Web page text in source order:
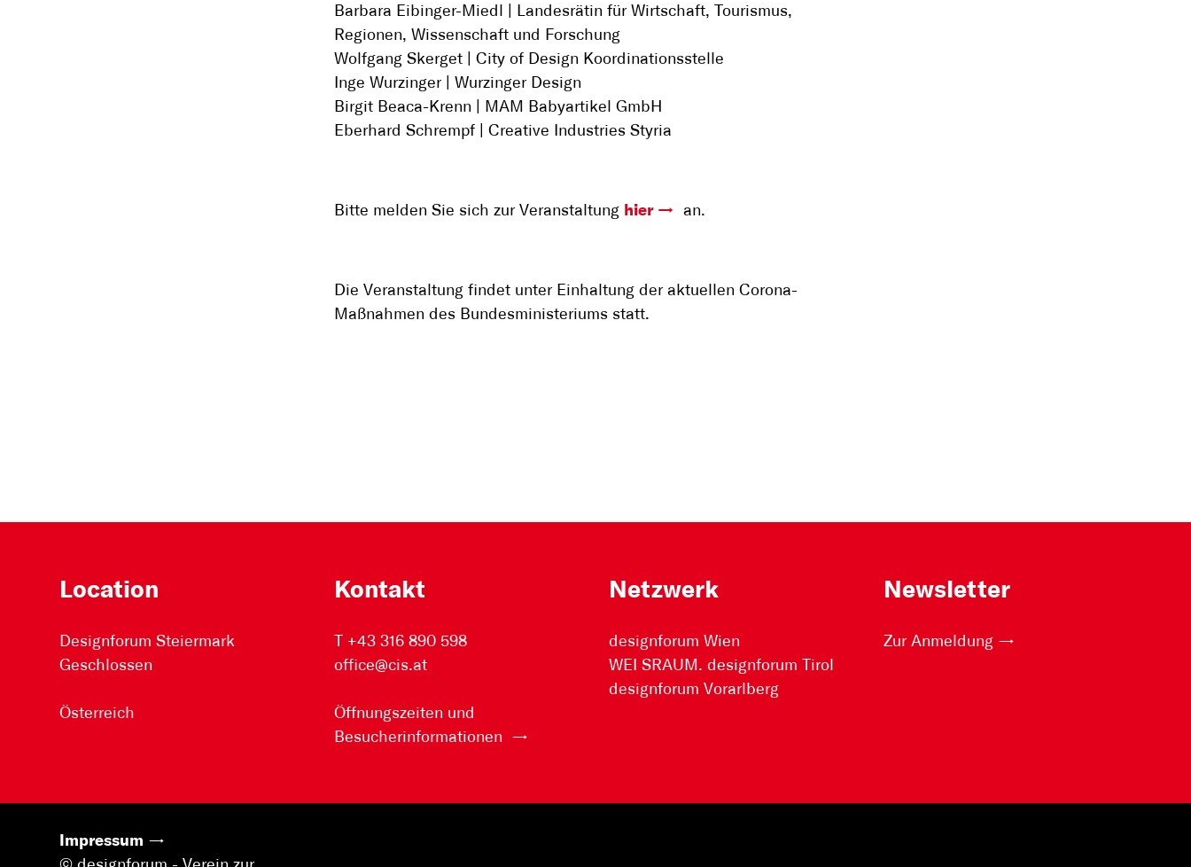
Barbara Eibinger-Miedl | Landesrätin für Wirtschaft, Tourismus,
Regionen, Wissenschaft und Forschung
Wolfgang Skerget | City of Design Koordinationsstelle
Inge Wurzinger | Wurzinger Design
Birgit Beaca-Krenn | MAM Babyartikel GmbH
Eberhard Schrempf | Creative Industries Styria
Bitte melden Sie sich zur Veranstaltung hier an.
Die Veranstaltung findet unter Einhaltung der aktuellen Corona-
Maßnahmen des Bundesministeriums statt.
Location
Designforum Steiermark
Geschlossen
Österreich
Kontakt
T +43 316 890 598
office@cis.at
Öffnungszeiten und
Besucherinformationen
Netzwerk
designforum Wien
WEI SRAUM. designforum Tirol
designforum Vorarlberg
Newsletter
Zur Anmeldung
Impressum